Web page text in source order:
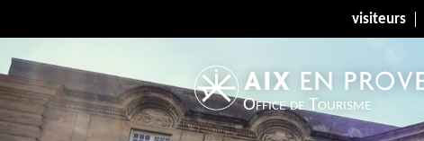
visiteurs
Office de Tourisme